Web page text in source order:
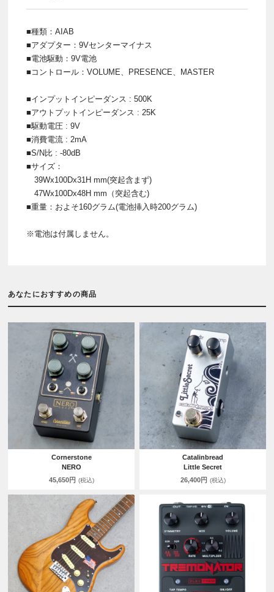
■種類：AIAB
■アダプター：9Vセンターマイナス
■電池駆動：9V電池
■コントロール：VOLUME、PRESENCE、MASTER
■インプットインピーダンス : 500K
■アウトプットインピーダンス : 25K
■駆動電圧 : 9V
■消費電流 : 2mA
■S/N比 : -80dB
■サイズ：
39Wx100Dx31H mm(突起含まず)
47Wx100Dx48H mm（突起含む)
■重量：およそ160グラム(電池挿入時200グラム)
※電池は付属しません。
あなたにおすすめの商品
Cornerstone
NERO
45,650円 (税込)
Catalinbread
Little Secret
26,400円 (税込)